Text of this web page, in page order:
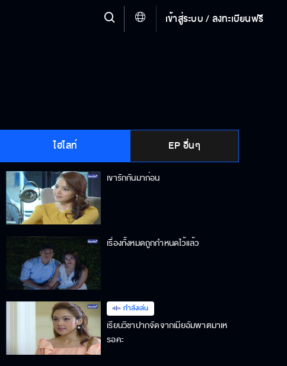
เข้าสู่ระบบ / ลงทะเบียนฟรี
ไฮไลท์ EP อื่นๆ
เขารักกันมาก่อน
เรื่องทั้งหมดถูกกำหนดไว้แล้ว
กำลังเล่น
เรียนวิชาปากจัดจากเมียอัมพาตมาเห
รอคะ